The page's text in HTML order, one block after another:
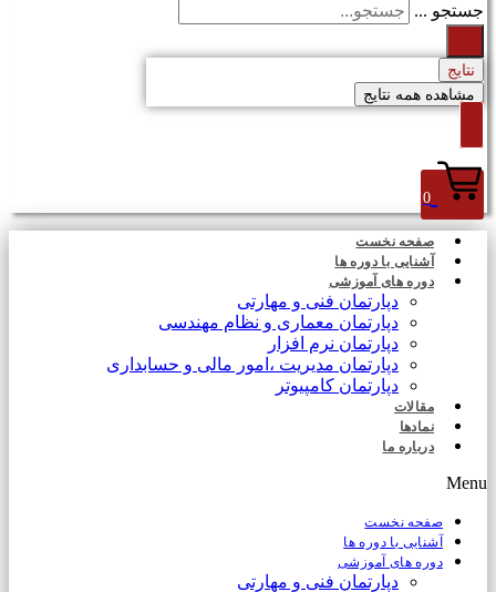
جستجو ...
نتایج
مشاهده همه نتایج
0
صفحه نخست
آشنایی با دوره ها
دوره های آموزشی
دپارتمان فنی و مهارتی
دپارتمان معماری و نظام مهندسی
دپارتمان نرم افزار
دپارتمان مدیریت ،امور مالی و حسابداری
دپارتمان کامپیوتر
مقالات
نمادها
درباره ما
Menu
صفحه نخست
آشنایی با دوره ها
دوره های آموزشی
دپارتمان فنی و مهارتی